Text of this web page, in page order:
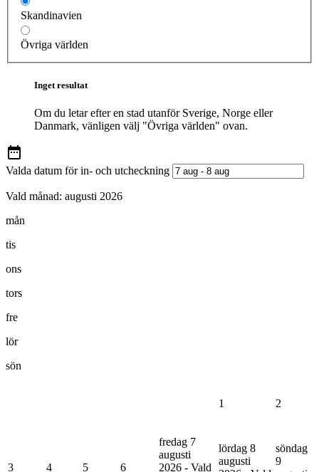
Skandinavien
Övriga världen
Inget resultat
Om du letar efter en stad utanför Sverige, Norge eller
Danmark, vänligen välj "Övriga världen" ovan.
Valda datum för in- och utcheckning
Vald månad: augusti 2026
mån
tis
ons
tors
fre
lör
sön
1 2
3 4 5 6
fredag 7
augusti
2026 - Vald
lördag 8
augusti
söndag
9